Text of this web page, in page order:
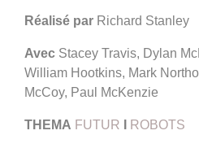
Réalisé par Richard Stanley
Avec Stacey Travis, Dylan
William Hootkins, Mark
McCoy, Paul McKenzie
THEMA FUTUR ROBOTS